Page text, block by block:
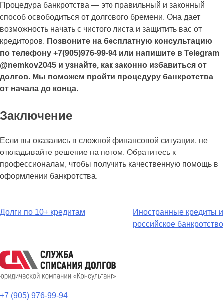
Процедура банкротства — это правильный и законный
способ освободиться от долгового бремени. Она дает
возможность начать с чистого листа и защитить вас от
кредиторов. Позвоните на бесплатную консультацию
по телефону +7(905)976-99-94 или напишите в Telegram
@nemkov2045 и узнайте, как законно избавиться от
долгов. Мы поможем пройти процедуру банкротства
от начала до конца.
Заключение
Если вы оказались в сложной финансовой ситуации, не
откладывайте решение на потом. Обратитесь к
профессионалам, чтобы получить качественную помощь в
оформлении банкротства.
Навигация
записям
Долги по 10+ кредитам
Иностранные кредиты и
российское банкротство
+7 (905) 976-99-94